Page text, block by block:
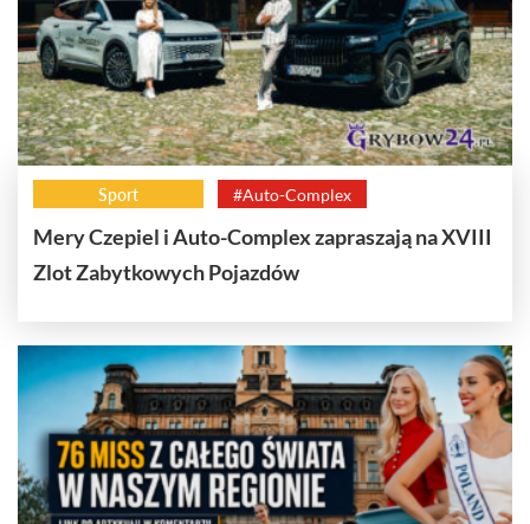
Sport #Auto-Complex
Mery Czepiel i Auto-Complex zapraszają na XVIII
Zlot Zabytkowych Pojazdów